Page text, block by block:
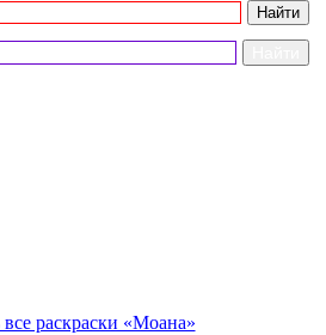
раскраски «Моана»